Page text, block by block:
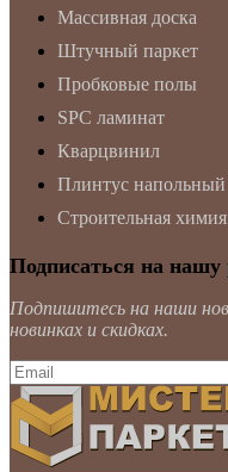
Массивная доска
Штучный паркет
Пробковые полы
SPC ламинат
Кварцвинил
Плинтус напольный
Строительная химия
Подписаться на нашу
Подпишитесь на наши
новинках и скидках.